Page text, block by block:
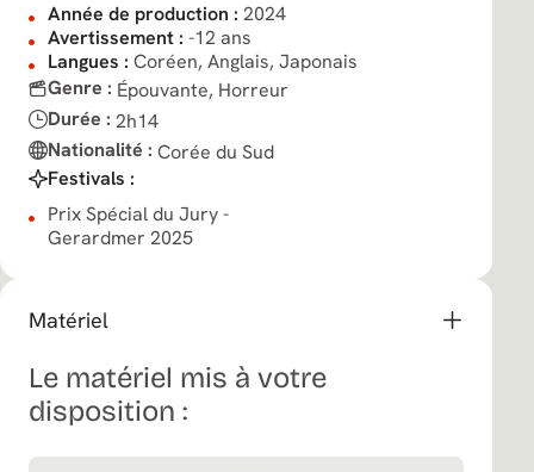
Année de production : 2024
Avertissement : -12 ans
Langues : Coréen, Anglais, Japonais
Genre : Épouvante, Horreur
Durée : 2h14
Nationalité : Corée du Sud
Festivals :
Prix Spécial du Jury -
Gerardmer 2025
Matériel
Le matériel mis à votre
disposition :